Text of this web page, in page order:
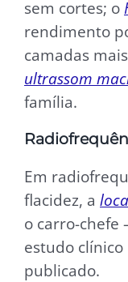
sem cortes; o
rendimento
camadas
ultrassom
família.
Em
flacidez, a
o carro-chefe
estudo
publicado.